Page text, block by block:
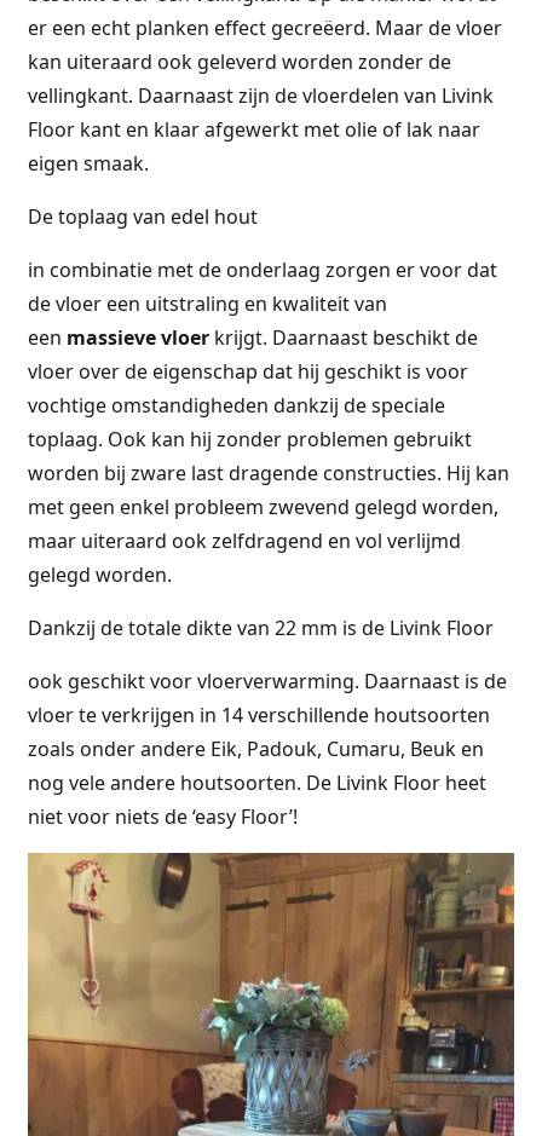
er een echt planken effect gecreëerd. Maar de vloer
kan uiteraard ook geleverd worden zonder de
vellingkant. Daarnaast zijn de vloerdelen van Livink
Floor kant en klaar afgewerkt met olie of lak naar
eigen smaak.
De toplaag van edel hout
in combinatie met de onderlaag zorgen er voor dat
de vloer een uitstraling en kwaliteit van
een massieve vloerkrijgt. Daarnaast beschikt de
vloer over de eigenschap dat hij geschikt is voor
vochtige omstandigheden dankzij de speciale
toplaag. Ook kan hij zonder problemen gebruikt
worden bij zware last dragende constructies. Hij kan
met geen enkel probleem zwevend gelegd worden,
maar uiteraard ook zelfdragend en vol verlijmd
gelegd worden.
Dankzij de totale dikte van 22 mm is de Livink Floor
ook geschikt voor vloerverwarming. Daarnaast is de
vloer te verkrijgen in 14 verschillende houtsoorten
zoals onder andere Eik, Padouk, Cumaru, Beuk en
nog vele andere houtsoorten. De Livink Floor heet
niet voor niets de ‘easy Floor’!